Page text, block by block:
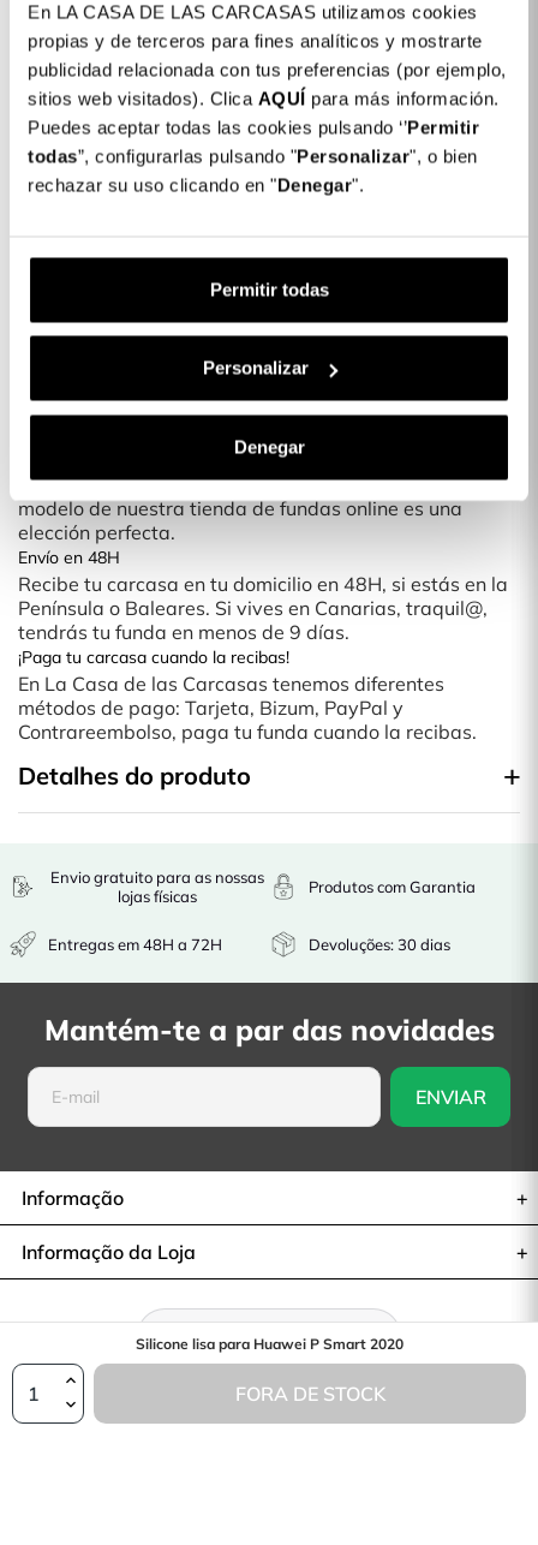
En LA CASA DE LAS CARCASAS utilizamos cookies
propias y de terceros para fines analíticos y mostrarte
publicidad relacionada con tus preferencias (por ejemplo,
sitios web visitados). Clica AQUÍ para más información.
Puedes aceptar todas las cookies pulsando ‘’Permitir
todas”, configurarlas pulsando "Personalizar", o bien
rechazar su uso clicando en "Denegar".
Permitir todas
Personalizar
Denegar
Detalhes do produto
Cor: Preto
COLORES DISPONIBLES
PretoRosa
Silicone lisa para Huawei P Smart 2020
FORA DE STOCK
Protege tu Xiaomi Redmi 10 5G con las nuevas carcasas Silicona
Nuevas Fundas para Móviles del Xiaomi Redmi 10 5G
puedes protegerlo con un diseño exclusivo y
divertido.Es una carcasa fina, que no añade mucho
peso ni volumen a tu smartphone. Cualquier diseño o
modelo de nuestra tienda de fundas online es una
elección perfecta.
Envío en 48H
Recibe tu carcasa en tu domicilio en 48H, si estás en la
Península o Baleares. Si vives en Canarias, traquil@,
tendrás tu funda en menos de 9 días.
¡Paga tu carcasa cuando la recibas!
En La Casa de las Carcasas tenemos diferentes
métodos de pago: Tarjeta, Bizum, PayPal y
Contrareembolso, paga tu funda cuando la recibas.
Detalhes do produto
Envio gratuito para as nossas
lojas físicas
Entregas em 48H a 72H
Produtos com Garantia
Devoluções: 30 dias
Mantém-te a par das novidades
Informação
Informação da Loja
Retratar-se do contrato
© 2026— La Casa de las Carcasas